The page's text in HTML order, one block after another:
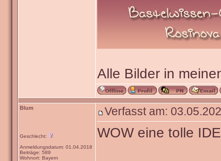
Alle Bilder in
Blum
Geschlecht:
Anmeldungsdatum: 01.04.2018
Beiträge: 589
Wohnort: Bayern
Verfasst am:
WOW eine tolle